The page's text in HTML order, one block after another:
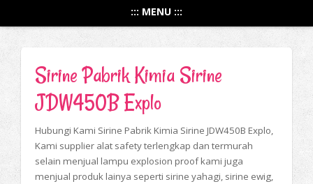
::: MENU :::
Sirine Pabrik Kimia Sirine
JDW450B Explo
Hubungi Kami Sirine Pabrik Kimia Sirine JDW450B Explo,
Kami supplier alat safety terlengkap dan termurah
selain menjual lampu explosion proof kami juga
menjual produk lainya seperti sirine yahagi, sirine ewig,